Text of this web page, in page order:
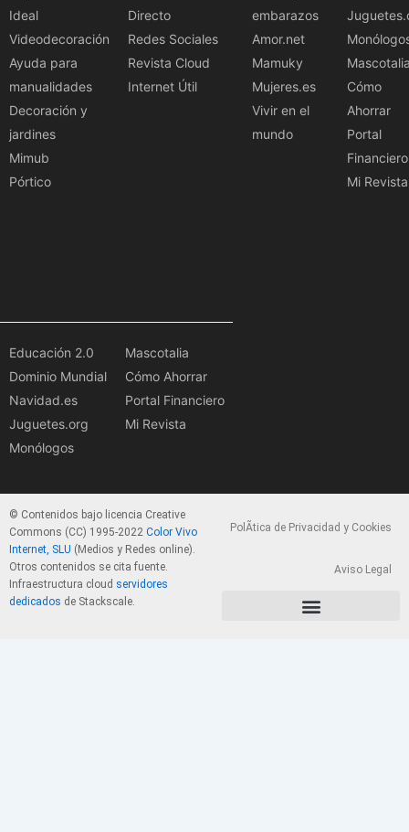
Ideal
Videodecoración
Ayuda para
manualidades
Decoración y
jardines
Mimub
Pórtico
Directo
Redes Sociales
Revista Cloud
Internet Útil
embarazos
Amor.net
Mamuky
Mujeres.es
Vivir en el
mundo
Cómo
Ahorrar
Portal
Financiero
Mi Revista
Educación 2.0
Dominio Mundial
Navidad.es
Juguetes.org
Monólogos
Mascotalia
Cómo Ahorrar
Portal Financiero
Mi Revista
© Contenidos bajo licencia Creative
Commons (CC) 1995-2022 Color Vivo
Internet, SLU (Medios y Redes online).
Otros contenidos se cita fuente.
Infraestructura cloud servidores
dedicados de Stackscale.
PolÃ­tica de Privacidad y Cookies
Aviso Legal